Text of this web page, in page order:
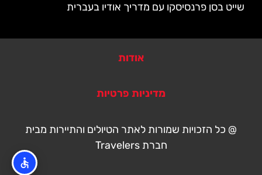
שייט בסן פרנסיסקו עם מדריך אודיו בעברית
אודות
מדיניות פרטיות
@ כל הזכויות שמורות לאתר הטיולים והתיירות מבית
חברת Travelers